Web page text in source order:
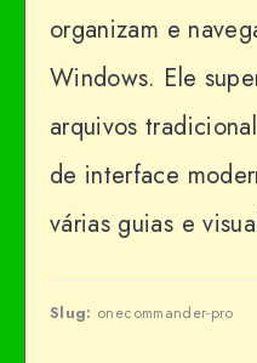
organizam e
Windows. Ele
arquivos
de interface
várias guias e
Slug: onecommander-pro